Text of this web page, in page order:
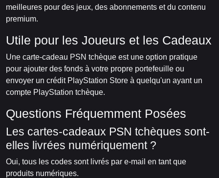
meilleures pour des jeux, des abonnements et du contenu
premium.
Utile pour les Joueurs et les Cadeaux
Une carte-cadeau PSN tchèque est une option pratique
pour ajouter des fonds à votre propre portefeuille ou
envoyer un crédit PlayStation Store à quelqu'un ayant un
compte PlayStation tchèque.
Questions Fréquemment Posées
Les cartes-cadeaux PSN tchèques sont-
elles livrées numériquement ?
Oui, tous les codes sont livrés par e-mail en tant que
produits numériques.